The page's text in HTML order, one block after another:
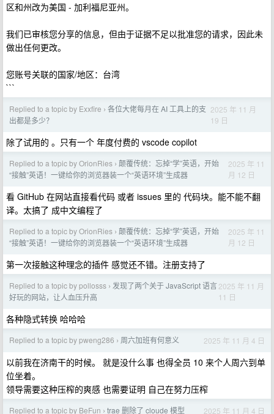
区和州改为美国 - 加利福尼亚州。
我们已审核您分享的信息，但由于证据不足以批准您的请求，因此未
做出任何更改。
您账号关联的国家/地区：台湾
```
Replied to a topic by Exxfire › 各位大佬每月在 AI 工具上的支
出都是多少？
2025 年 11 月
19 日
除了试用的 。只有一个 年度付费的 vscode copilot
Replied to a topic by OrionRies › 颠覆传统：忘掉“学”英语，开始
“接触”英语！一键给你的浏览器装一个“英语环境”生成器
2025 年 11
月 12 日
看 GitHub 在网站直接看代码 或者 issues 里的 代码块。能不能不翻
译。太搞了 成中文编程了
Replied to a topic by OrionRies › 颠覆传统：忘掉“学”英语，开始
“接触”英语！一键给你的浏览器装一个“英语环境”生成器
2025 年 11
月 12 日
第一次接触这种理念的插件 感觉还不错。注册支持了
Replied to a topic by pollosss › 发现了两个关于 JavaScript 语言
好玩的网站，让人血压升高
2025 年 11 月
11 日
各种隐式转换 哈哈哈
Replied to a topic by pweng286 › 周六加班有何意义 2025 年 11 月 4 日
以前我在济南干的时候。 就是没什么事 也得全员 10 来个人周六到单
位坐着。
领导需要这种压榨的爽感 也需要证明 自己在努力压榨
Replied to a topic by BeFun › trae 删除了 cloude 模型 2025 年 11 月 4 日